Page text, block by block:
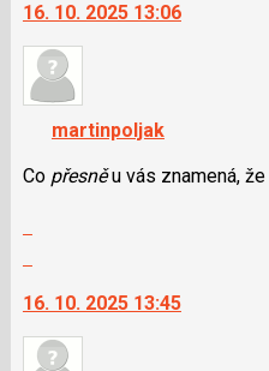
další
nový
názor.
navigaci
lze
použít
následující
a
P
16. 10. 2025 13:06
martinpoljak
Co přesněu vás znamená,
další
nový
názor.
16. 10. 2025 13:45